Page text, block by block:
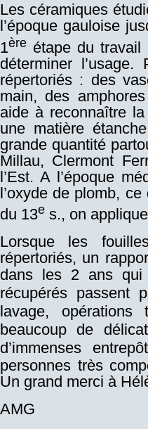
Les céramiques
l’époque gauloise
1ère étape du travail
déterminer l’usage.
répertoriés : des
main, des
aide à reconnaître
une matière
grande quantité
Millau, Clermont
l’Est. A l’époque
l’oxyde de plomb,
du 13e s., on
Lorsque les
répertoriés, un
dans les 2 ans qui
récupérés passent
lavage, opérations
beaucoup de
d’immenses
personnes très
Un grand merci à
AMG